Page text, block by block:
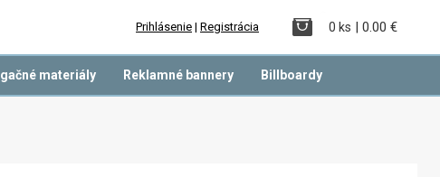
0 ks | 0.00 €
Prihlásenie | Registrácia
materiály Reklamné bannery Billboardy